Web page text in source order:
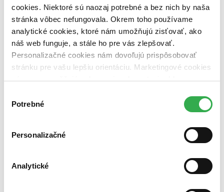
cookies. Niektoré sú naozaj potrebné a bez nich by naša
stránka vôbec nefungovala. Okrem toho používame
analytické cookies, ktoré nám umožňujú zisťovať, ako
náš web funguje, a stále ho pre vás zlepšovať.
Personalizačné cookies nám dovoľujú prispôsobovať
stránku pre vašu lepšiu orientáciu. Marketingové cookies
nám zas umožňujú zobrazenie relevantnej reklamy.
nám pomohlo, keby sme mohli používať všetky tieto
súhlasu
Potrebné
Personalizačné
Analytické
Nové / čítané
nová (0 titulov)nová
čítaná (0 titulov) čítaná
čítaná - výborný stav (0 titulov)
čítaná - výborný stav
čítaná - mierne opotrebovaná (0 titulov)čítaná - mierne
opotrebovaná
čítané verzie vypredaných kníh (0 titulov)čítané verzie
Bestsellery
Top hodnotené